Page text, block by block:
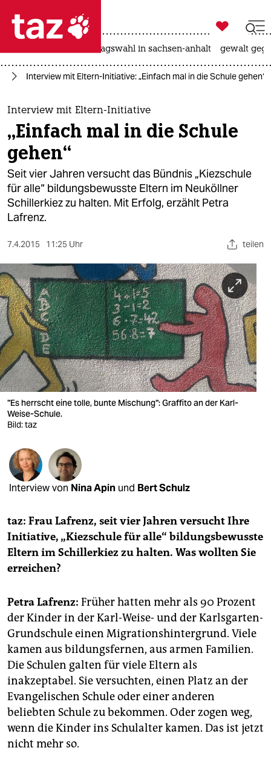
 taz zahl ich
taz zahl ich
themen
politik
öko
gesellschaft
kultur
sport
berlin
nord
wahrheit
verlag
verlag
veranstaltungen
shop
fragen & hilfe
unterstützen
genossenschaft
epaper login

taz zahl ich
landtagswahl in sachsen-anhalt gewalt
Interview mit Eltern-Initiative: „Einfach mal in die Schule gehen“
Interview mit Eltern-Initiative
„Einfach mal in die Schule
gehen“
Seit vier Jahren versucht das Bündnis „Kiezschule
für alle“ bildungsbewusste Eltern im Neuköllner
Schillerkiez zu halten. Mit Erfolg, erzählt Petra
Lafrenz.
7.4.2015 11:25 Uhr teilen
"Es herrscht eine tolle, bunte Mischung": Graffito an der Karl-
Weise-Schule.
Bild: taz
Interview von Nina Apin und Bert Schulz
taz: Frau Lafrenz, seit vier Jahren versucht Ihre
Initiative, „Kiezschule für alle“ bildungsbewusste
Eltern im Schillerkiez zu halten. Was wollten Sie
erreichen?
Petra Lafrenz: Früher hatten mehr als 90 Prozent
der Kinder in der Karl-Weise- und der Karlsgarten-
Grundschule einen Migrationshintergrund. Viele
kamen aus bildungsfernen, aus armen Familien.
Die Schulen galten für viele Eltern als
inakzeptabel. Sie versuchten, einen Platz an der
Evangelischen Schule oder einer anderen
beliebten Schule zu bekommen. Oder zogen weg,
wenn die Kinder ins Schulalter kamen. Das ist jetzt
nicht mehr so.